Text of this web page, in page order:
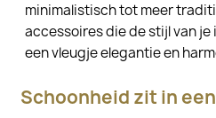
minimalistisch tot meer
accessoires die de stijl van
een vleugje elegantie en
Schoonheid zit in